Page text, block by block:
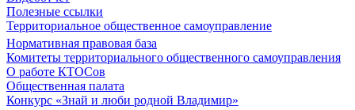
Полезные ссылки
Территориальное общественное самоуправление
Нормативная правовая база
Комитеты территориального общественного самоуправления
О работе КТОСов
Общественная палата
Конкурс «Знай и люби родной Владимир»